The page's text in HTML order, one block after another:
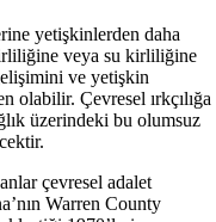
yetişkinlerden daha
veya su kirliliğine
ve yetişkin
olabilir. Çevresel ırkçılığa
üzerindeki bu olumsuz
çevresel adalet
Warren County